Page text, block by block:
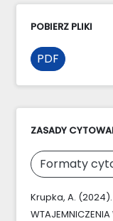
POBIERZ PLIKI
PDF
ZASADY
Formaty
Krupka, A. (2024).
WTAJEMNICZENIA